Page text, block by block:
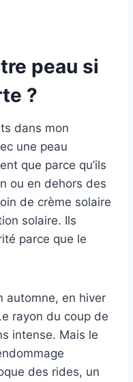
peau si
?
dans mon
une peau
que parce qu’ils
ou en dehors des
de crème solaire
solaire. Ils
parce que le
automne, en hiver
rayon du coup de
intense. Mais le
des rides, un